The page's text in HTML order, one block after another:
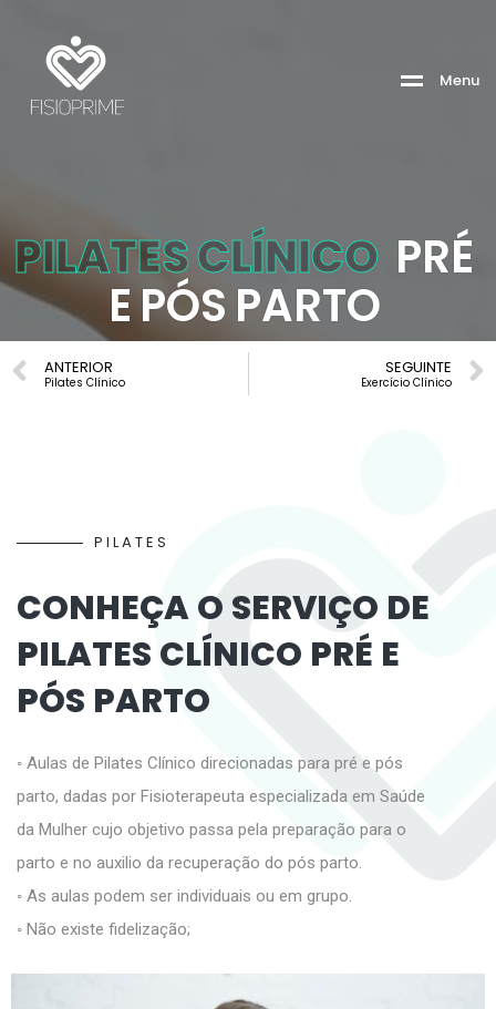
Menu
PILATESCLÍNICO PRÉ
EPÓS PARTO
ANTERIOR
Pilates Clínico
SEGUINTE
Exercício Clínico
P I LATE S
CONHEÇAO SERVIÇO DE
PILATES CLÍNICO PRÉ E
PÓS PARTO
◦ Aulas de Pilates Clínico direcionadas para pré e pós
parto, dadas por Fisioterapeuta especializada em Saúde
da Mulher cujo objetivo passa pela preparação para o
parto e no auxilio da recuperação do pós parto.
◦ As aulas podem ser individuais ou em grupo.
◦ Não existe fidelização;